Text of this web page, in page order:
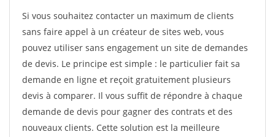
Si vous souhaitez contacter un maximum de clients
sans faire appel à un créateur de sites web, vous
pouvez utiliser sans engagement un site de demandes
de devis. Le principe est simple : le particulier fait sa
demande en ligne et reçoit gratuitement plusieurs
devis à comparer. Il vous suffit de répondre à chaque
demande de devis pour gagner des contrats et des
nouveaux clients. Cette solution est la meilleure